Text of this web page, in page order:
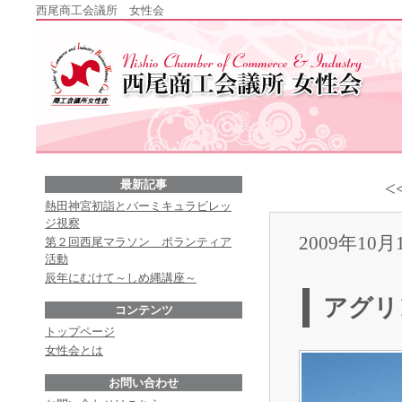
西尾商工会議所 女性会
2009年10月
アグ
最新記事
熱田神宮初詣とバーミキュラビレッ
ジ視察
第２回西尾マラソン ボランティア
活動
辰年にむけて～しめ縄講座～
コンテンツ
トップページ
女性会とは
お問い合わせ